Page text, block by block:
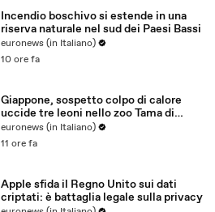
Incendio boschivo si estende in una
riserva naturale nel sud dei Paesi Bassi
euronews (in Italiano)
10 ore fa
Giappone, sospetto colpo di calore
uccide tre leoni nello zoo Tama di
Tokyo
euronews (in Italiano)
11 ore fa
Apple sfida il Regno Unito sui dati
criptati: è battaglia legale sulla privacy